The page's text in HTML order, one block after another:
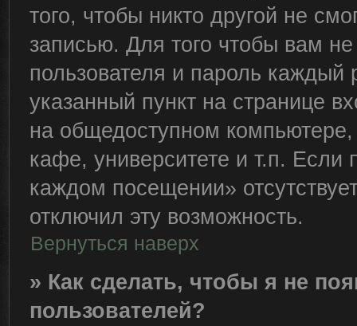
того, чтобы никто другой не
записью. Для того чтобы вам
пользователя и пароль
указанный пункт на странице
на общедоступном
кафе, университете и т.п. Если
каждом посещении»
отключил эту возможность.
Вернуться наверх
» Как сделать, чтобы я не
пользователей?